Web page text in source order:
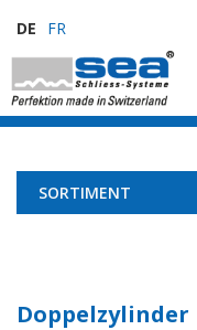
DE FR
SORTIMENT
Doppelzylinder